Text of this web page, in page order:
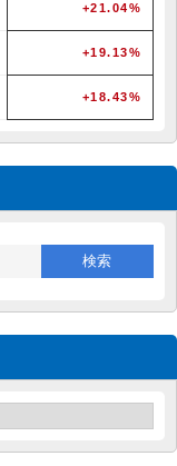
+21.04%
+19.13%
+18.43%